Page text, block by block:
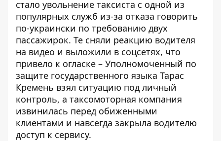
стало увольнение таксиста с одной из
популярных служб из-за отказа говорить
по-украински по требованию двух
пассажирок. Те сняли реакцию водителя
на видео и выложили в соцсетях, что
привело к огласке – Уполномоченный по
защите государственного языка Тарас
Кремень взял ситуацию под личный
контроль, а таксомоторная компания
извинилась перед обиженными
клиентами и навсегда закрыла водителю
доступ к сервису.